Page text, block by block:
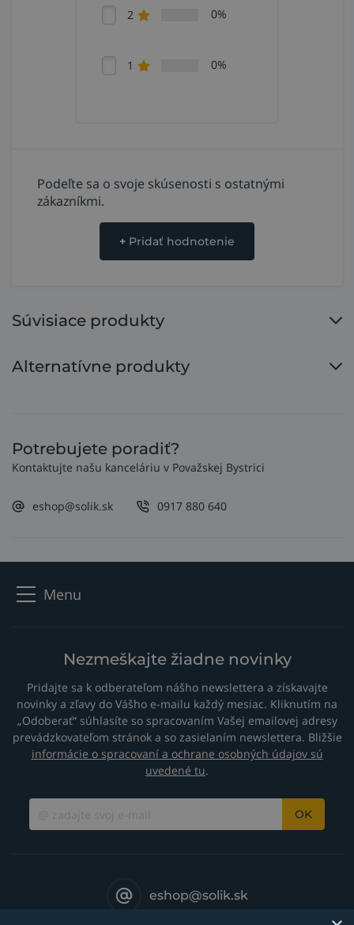
2 0%
1 0%
Podeľte sa o svoje skúsenosti s ostatnými
zákazníkmi.
+ Pridať hodnotenie
Súvisiace produkty
Alternatívne produkty
Potrebujete poradiť?
Kontaktujte našu kanceláriu v Považskej Bystrici
eshop@solik.sk 0917 880 640
Menu
Nezmeškajte žiadne novinky
Pridajte sa k odberateľom nášho newslettera a získavajte
novinky a zľavy do Vášho e-mailu každý mesiac. Kliknutím na
„Odoberať“ súhlasíte so spracovaním Vašej emailovej adresy
prevádzkovateľom stránok a so zasielaním newslettera. Bližšie
informácie o spracovaní a ochrane osobných údajov sú
uvedené tu.
OK
eshop@solik.sk